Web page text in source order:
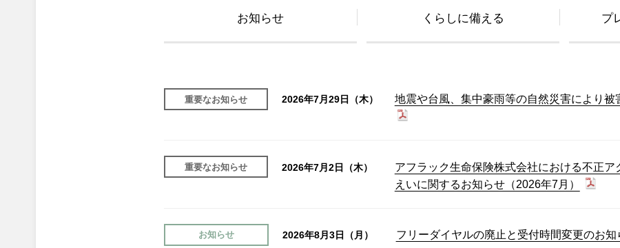
お知らせ くらしに備える プ
重要なお知らせ 2026年7月29日（木） 地震や台風、集中豪雨等の自然災害により被
重要なお知らせ 2026年7月2日（木）
アフラック生命保険株式会社における不正ア
えいに関するお知らせ（2026年7月）
お知らせ 2026年8月3日（月） フリーダイヤルの廃止と受付時間変更のお知